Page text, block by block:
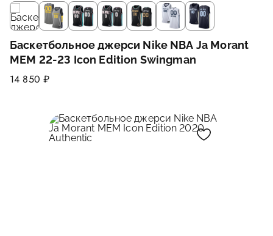
Баскетбольное джерси Nike NBA Ja Morant
MEM 22-23 Icon Edition Swingman
14 850 ₽